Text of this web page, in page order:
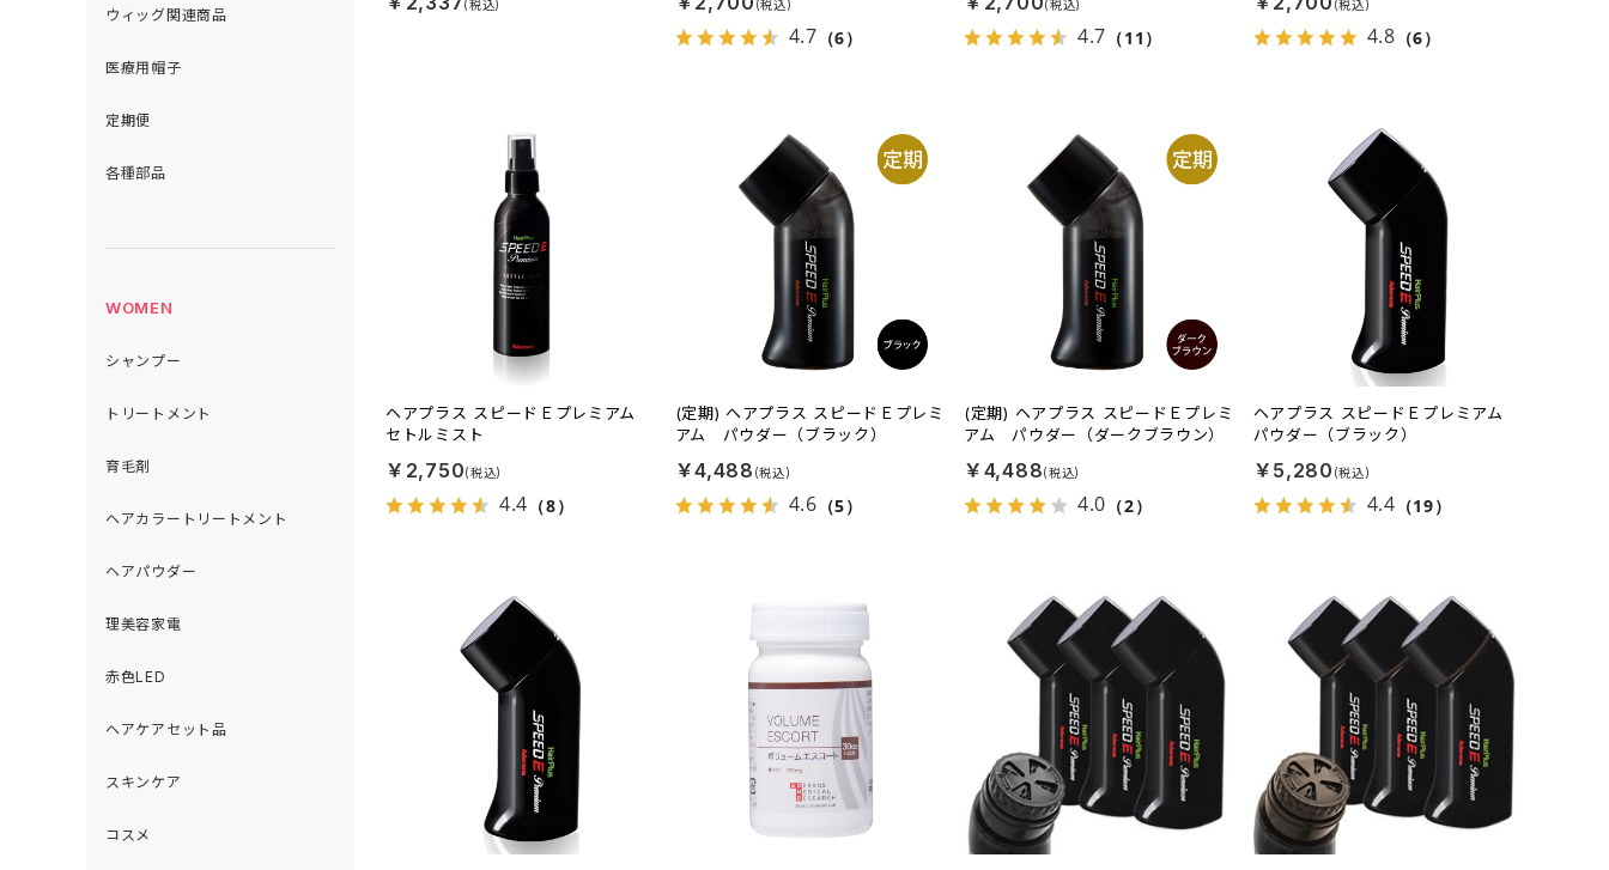
ウィッグ関連商品
医療用帽子
定期便
各種部品
WOMEN
シャンプー
トリートメント
育毛剤
ヘアカラートリートメント
ヘアパウダー
理美容家電
赤色LED
ヘアケアセット品
スキンケア
コスメ
4.7 （6） 4.7 （11） 4.8 （6）
ヘアプラス スピードＥプレミアム
セトルミスト
￥2,750
4.4 （8）
(定期) ヘアプラス スピードＥプレミ
アム パウダー（ブラック）
￥4,488
4.6 （5）
(定期) ヘアプラス スピードＥプレミ
アム パウダー（ダークブラウン）
￥4,488
4.0 （2）
ヘアプラス スピードＥプレミアム
パウダー（ブラック）
￥5,280
4.4 （19）